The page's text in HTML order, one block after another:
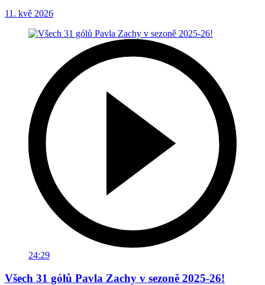
11. kvě 2026
24:29
Všech 31 gólů Pavla Zachy v sezoně 2025-26!